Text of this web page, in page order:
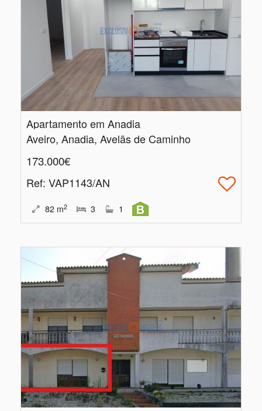
Apartamento em Anadia
Aveiro, Anadia, Avelãs de Caminho
173.000€
Ref: VAP1143/AN
82 m2 3 1